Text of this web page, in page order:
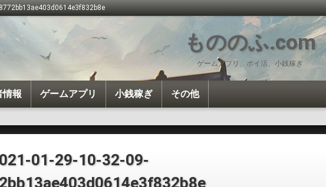
もののふ.com
ゲームアプリ、ポイ活、小銭稼ぎ
情報 ゲームアプリ 小銭稼ぎ その他
01-29-10-32-09-